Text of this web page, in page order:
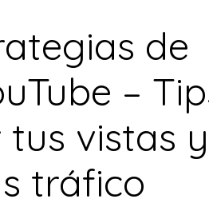
de
–
vistas y
tráfico